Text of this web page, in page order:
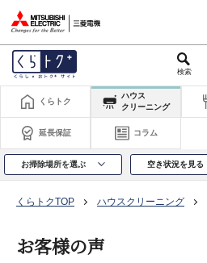
くらトク
ハウス
クリーニング
延長保証 コラム
お掃除場所を選ぶ 空き状況を見る
くらトクTOP ハウスクリーニング
お客様の声